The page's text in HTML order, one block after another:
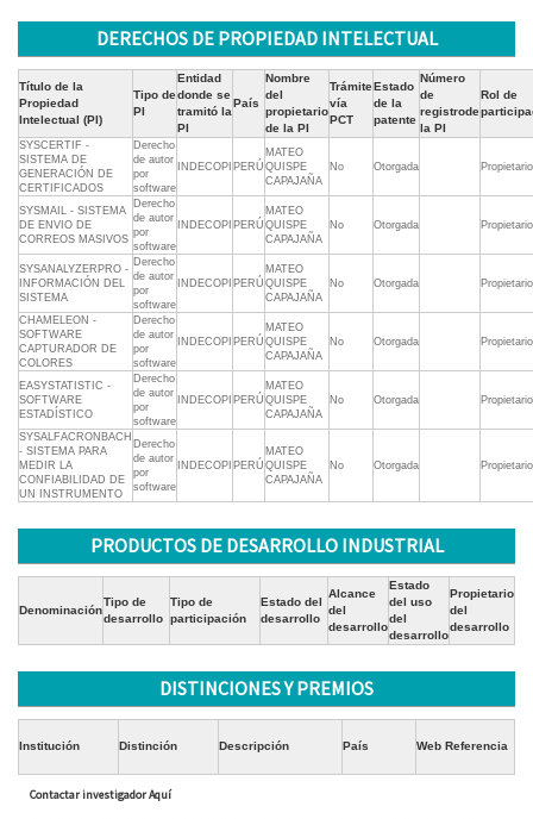
DERECHOS DE PROPIEDAD INTELECTUAL
Título de la
Propiedad
Intelectual (PI)
Tipo de
PI
Entidad
donde se
tramitó la
PI
País
Nombre
del
propietario
de la PI
Trámite
vía
PCT
Estado
de la
patente
Número
de
registrode
la PI
Rol de
SYSCERTIF -
SISTEMA DE
GENERACIÓN DE
CERTIFICADOS
Derecho
de autor
por
software
INDECOPI PERÚ
MATEO
QUISPE
CAPAJAÑA
No Otorgada Propietario
SYSMAIL - SISTEMA
DE ENVIO DE
CORREOS MASIVOS
Derecho
de autor
por
software
INDECOPI PERÚ
MATEO
QUISPE
CAPAJAÑA
No Otorgada Propietario
SYSANALYZERPRO -
INFORMACIÓN DEL
SISTEMA
Derecho
de autor
por
software
INDECOPI PERÚ
MATEO
QUISPE
CAPAJAÑA
No Otorgada Propietario
CHAMELEON -
SOFTWARE
CAPTURADOR DE
COLORES
Derecho
de autor
por
software
INDECOPI PERÚ
MATEO
QUISPE
CAPAJAÑA
No Otorgada Propietario
EASYSTATISTIC -
SOFTWARE
ESTADÍSTICO
Derecho
de autor
por
software
INDECOPI PERÚ
MATEO
QUISPE
CAPAJAÑA
No Otorgada Propietario
SYSALFACRONBACH
- SISTEMA PARA
MEDIR LA
CONFIABILIDAD DE
UN INSTRUMENTO
Derecho
de autor
por
software
INDECOPI PERÚ
MATEO
QUISPE
CAPAJAÑA
No Otorgada Propietario
PRODUCTOS DE DESARROLLO INDUSTRIAL
Denominación
Tipo de
desarrollo
Tipo de
participación
Estado del
desarrollo
Alcance
del
desarrollo
Estado
del uso
del
desarrollo
Propietario
del
desarrollo
DISTINCIONES Y PREMIOS
Institución Distinción Descripción País Web Referencia
Contactar investigador Aquí